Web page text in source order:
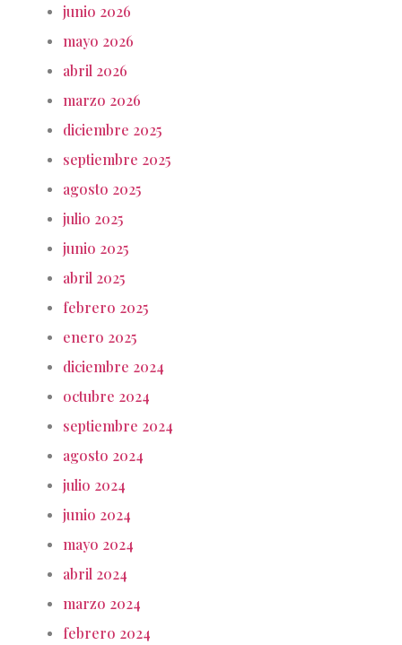
junio 2026
mayo 2026
abril 2026
marzo 2026
diciembre 2025
septiembre 2025
agosto 2025
julio 2025
junio 2025
abril 2025
febrero 2025
enero 2025
diciembre 2024
octubre 2024
septiembre 2024
agosto 2024
julio 2024
junio 2024
mayo 2024
abril 2024
marzo 2024
febrero 2024